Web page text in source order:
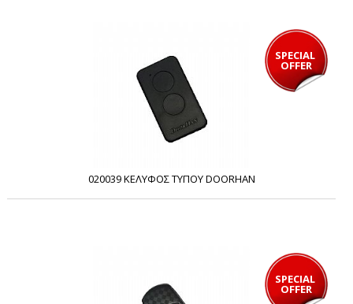
SPECIAL
OFFER
020039 ΚΕΛΥΦΟΣ ΤΥΠΟΥ DOORHAN
SPECIAL
OFFER